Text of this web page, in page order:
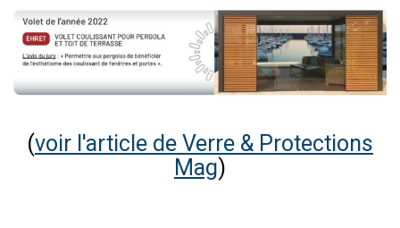
(voir l'article de Verre & Protections
Mag)